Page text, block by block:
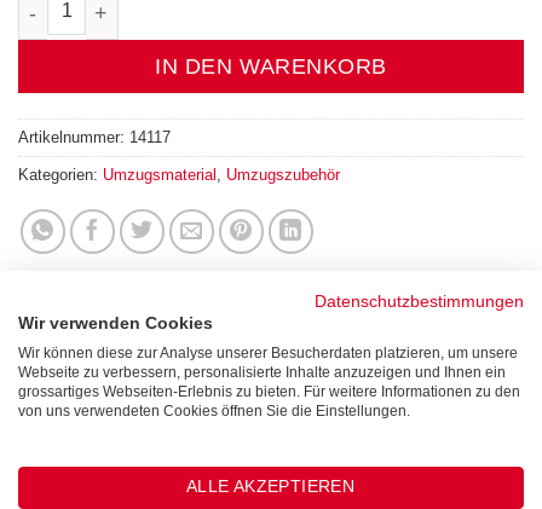
IN DEN WARENKORB
Artikelnummer: 14117
Kategorien: Umzugsmaterial , Umzugszubehör
BESCHREIBUNG
Datenschutzbestimmungen
Wir verwenden Cookies
Wir können diese zur Analyse unserer Besucherdaten platzieren, um unsere
Webseite zu verbessern, personalisierte Inhalte anzuzeigen und Ihnen ein
grossartiges Webseiten-Erlebnis zu bieten. Für weitere Informationen zu den
von uns verwendeten Cookies öffnen Sie die Einstellungen.
ALLE AKZEPTIEREN